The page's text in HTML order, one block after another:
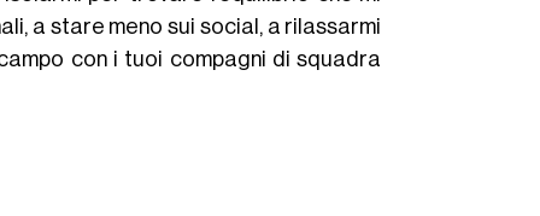
a stare meno sui social, a rilassarmi
con i tuoi compagni di squadra